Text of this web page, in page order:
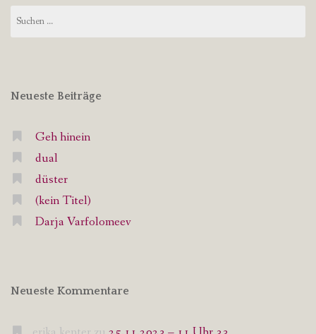
nach:
Neueste Beiträge
Geh hinein
dual
düster
(kein Titel)
Darja Varfolomeev
Neueste Kommentare